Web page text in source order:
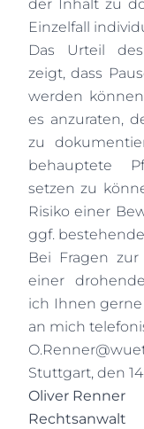
der Inhalt zu
Einzelfall
Das Urteil
zeigt, dass
werden
es anzuraten,
zu
behauptete
setzen zu
Risiko einer
ggf.
Bei Fragen
einer
ich Ihnen
an mich
Stuttgart, den
Oliver Renner
Rechtsanwalt